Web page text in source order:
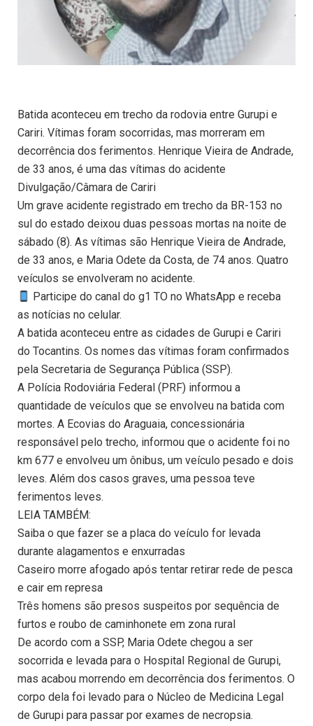
Batida aconteceu em trecho da rodovia entre Gurupi e
Cariri. Vítimas foram socorridas, mas morreram em
decorrência dos ferimentos. Henrique Vieira de Andrade,
de 33 anos, é uma das vítimas do acidente
Divulgação/Câmara de Cariri
Um grave acidente registrado em trecho da BR-153 no
sul do estado deixou duas pessoas mortas na noite de
sábado (8). As vítimas são Henrique Vieira de Andrade,
de 33 anos, e Maria Odete da Costa, de 74 anos. Quatro
veículos se envolveram no acidente.
Participe do canal do g1 TO no WhatsApp e receba
as notícias no celular.
A batida aconteceu entre as cidades de Gurupi e Cariri
do Tocantins. Os nomes das vítimas foram confirmados
pela Secretaria de Segurança Pública (SSP).
A Polícia Rodoviária Federal (PRF) informou a
quantidade de veículos que se envolveu na batida com
mortes. A Ecovias do Araguaia, concessionária
responsável pelo trecho, informou que o acidente foi no
km 677 e envolveu um ônibus, um veículo pesado e dois
leves. Além dos casos graves, uma pessoa teve
ferimentos leves.
LEIA TAMBÉM:
Saiba o que fazer se a placa do veículo for levada
durante alagamentos e enxurradas
Caseiro morre afogado após tentar retirar rede de pesca
e cair em represa
Três homens são presos suspeitos por sequência de
furtos e roubo de caminhonete em zona rural
De acordo com a SSP, Maria Odete chegou a ser
socorrida e levada para o Hospital Regional de Gurupi,
mas acabou morrendo em decorrência dos ferimentos. O
corpo dela foi levado para o Núcleo de Medicina Legal
de Gurupi para passar por exames de necropsia.